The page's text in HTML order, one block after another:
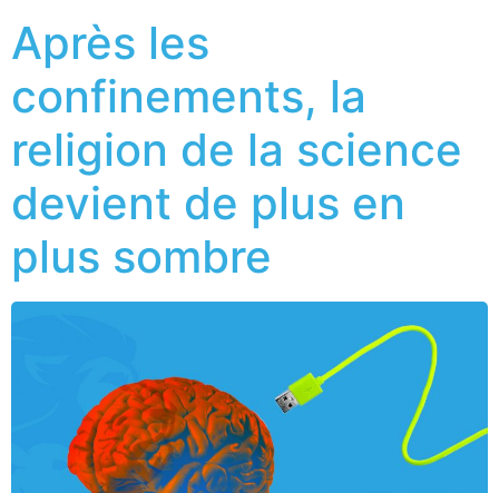
Après les
confinements, la
religion de la science
devient de plus en
plus sombre